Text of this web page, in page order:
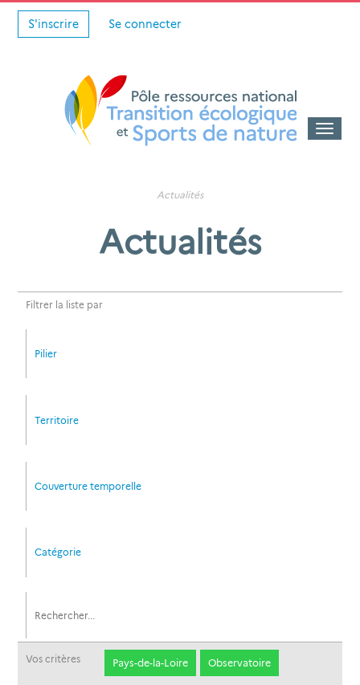
S'inscrire Se connecter
Toggle
Actualités
Actualités
Filtrer la liste par
Pilier
Territoire
Couverture temporelle
Catégorie
Vos critères Pays-de-la-Loire Observatoire